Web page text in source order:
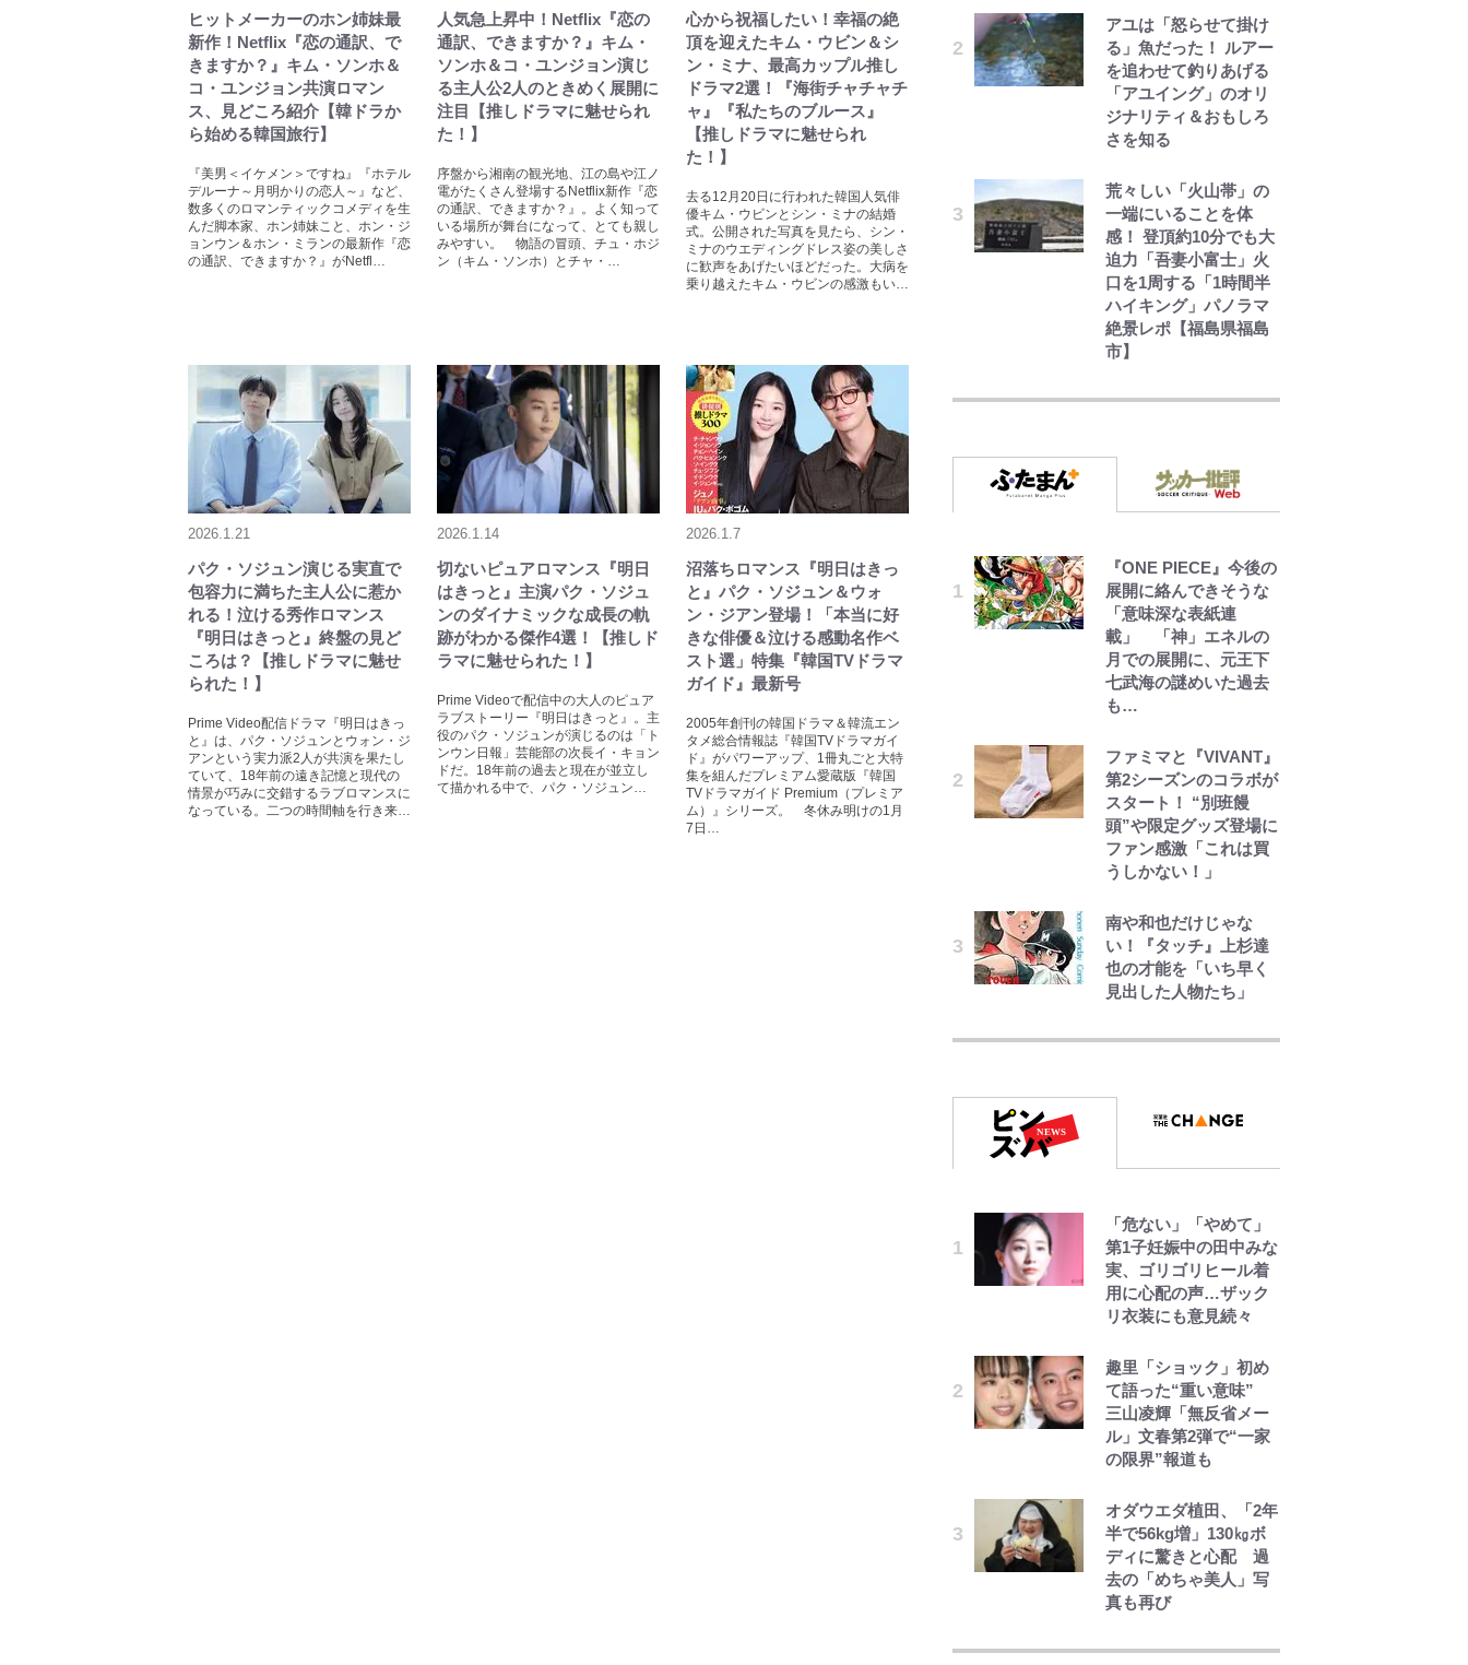
ヒットメーカーのホン姉妹最
新作！Netflix『恋の通訳、で
きますか？』キム・ソンホ＆
コ・ユンジョン共演ロマン
ス、見どころ紹介【韓ドラか
ら始める韓国旅行】
『美男＜イケメン＞ですね』『ホテル
デルーナ～月明かりの恋人～』など、
数多くのロマンティックコメディを生
んだ脚本家、ホン姉妹こと、ホン・ジ
ョンウン＆ホン・ミランの最新作『恋
の通訳、できますか？』がNetfl…
人気急上昇中！Netflix『恋の
通訳、できますか？』キム・
ソンホ＆コ・ユンジョン演じ
る主人公2人のときめく展開に
注目【推しドラマに魅せられ
た！】
序盤から湘南の観光地、江の島や江ノ
電がたくさん登場するNetflix新作『恋
の通訳、できますか？』。よく知って
いる場所が舞台になって、とても親し
みやすい。 物語の冒頭、チュ・ホジ
ン（キム・ソンホ）とチャ・…
心から祝福したい！幸福の絶
頂を迎えたキム・ウビン＆シ
ン・ミナ、最高カップル推し
ドラマ2選！『海街チャチャチ
ャ』『私たちのブルース』
【推しドラマに魅せられ
た！】
去る12月20日に行われた韓国人気俳
優キム・ウビンとシン・ミナの結婚
式。公開された写真を見たら、シン・
ミナのウエディングドレス姿の美しさ
に歓声をあげたいほどだった。大病を
乗り越えたキム・ウビンの感激もい…
2026.1.21
パク・ソジュン演じる実直で
包容力に満ちた主人公に惹か
れる！泣ける秀作ロマンス
『明日はきっと』終盤の見ど
ころは？【推しドラマに魅せ
られた！】
Prime Video配信ドラマ『明日はきっ
と』は、パク・ソジュンとウォン・ジ
アンという実力派2人が共演を果たし
ていて、18年前の遠き記憶と現代の
情景が巧みに交錯するラブロマンスに
なっている。二つの時間軸を行き来…
2026.1.14
切ないピュアロマンス『明日
はきっと』主演パク・ソジュ
ンのダイナミックな成長の軌
跡がわかる傑作4選！【推しド
ラマに魅せられた！】
Prime Videoで配信中の大人のピュア
ラブストーリー『明日はきっと』。主
役のパク・ソジュンが演じるのは「ト
ンウン日報」芸能部の次長イ・キョン
ドだ。18年前の過去と現在が並立し
て描かれる中で、パク・ソジュン…
2026.1.7
沼落ちロマンス『明日はきっ
と』パク・ソジュン＆ウォ
ン・ジアン登場！「本当に好
きな俳優＆泣ける感動名作ベ
スト選」特集『韓国TVドラマ
ガイド』最新号
2005年創刊の韓国ドラマ＆韓流エン
タメ総合情報誌『韓国TVドラマガイ
ド』がパワーアップ、1冊丸ごと大特
集を組んだプレミアム愛蔵版『韓国
TVドラマガイド Premium（プレミア
ム）』シリーズ。 冬休み明けの1月
7日…
アユは「怒らせて掛け
る」魚だった！ ルアー
を追わせて釣りあげる
「アユイング」のオリ
ジナリティ＆おもしろ
さを知る
荒々しい「火山帯」の
一端にいることを体
感！ 登頂約10分でも大
迫力「吾妻小富士」火
口を1周する「1時間半
ハイキング」パノラマ
絶景レポ【福島県福島
市】
とうちゃんが出世する
ボンジュールでポンジ
ュースだゾ
『ONE PIECE』今後の
展開に絡んできそうな
「意味深な表紙連
載」 「神」エネルの
月での展開に、元王下
七武海の謎めいた過去
も…
ファミマと『VIVANT』
第2シーズンのコラボが
スタート！ “別班饅
頭”や限定グッズ登場に
ファン感激「これは買
うしかない！」
南や和也だけじゃな
い！『タッチ』上杉達
也の才能を「いち早く
見出した人物たち」
うやって入手？｣ブライ
よかった｣｢大喜びのリ
けぇ｣三笘薫がブライト
ン新ユニのモデルで完
全復活！“King”の帰還
に｢チームから大歓迎さ
れてる｣｢元気な姿見れ
W杯クオーター制への
大反発か、FIFA会長を
追い詰めた｢欧州のボイ
コット｣と再選の行方
度のオウンゴール、来
年3月の会長選】(3)
「危ない」「やめて」
第1子妊娠中の田中みな
実、ゴリゴリヒール着
用に心配の声…ザック
リ衣装にも意見続々
趣里「ショック」初め
て語った“重い意味”
三山凌輝「無反省メー
ル」文春第2弾で“一家
の限界”報道も
オダウエダ植田、「2年
半で56kg増」130㎏ボ
ディに驚きと心配 過
去の「めちゃ美人」写
真も再び
里が語る誹謗中傷動